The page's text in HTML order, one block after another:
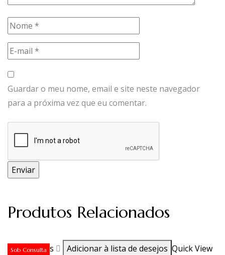
Guardar o meu nome, email e site neste navegador
para a próxima vez que eu comentar.
Produtos Relacionados
Sob Consulta
Ler mais Adicionar à lista de desejos Quick View